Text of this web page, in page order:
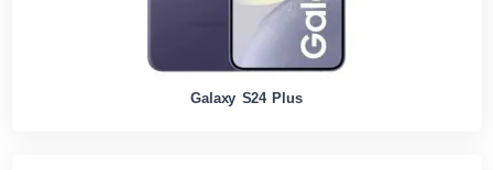
Galaxy S24 Plus